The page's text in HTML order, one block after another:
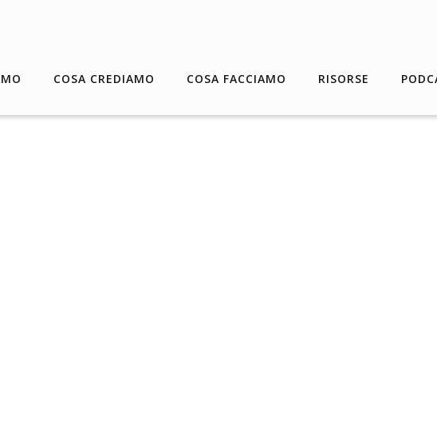
COSA CREDIAMO COSA FACCIAMO RISORSE